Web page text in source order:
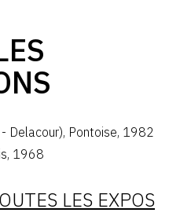
Delacour), Pontoise, 1982
, 1968
LES EXPOS